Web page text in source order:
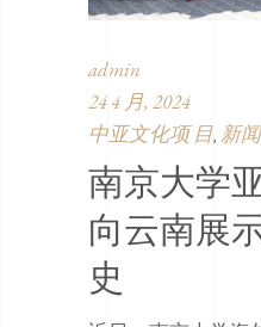
admin
24 4 月, 2024
中亚文化项 目 新闻
南京大学
向云南展
史